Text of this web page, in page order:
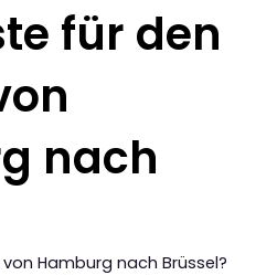
für den
nach
Hamburg nach Brüssel?